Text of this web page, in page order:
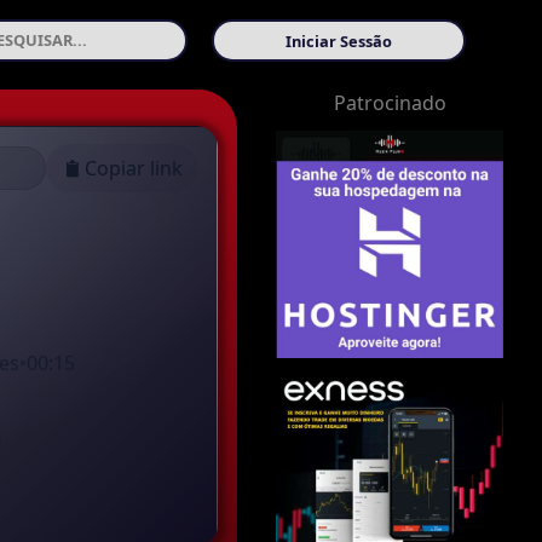
Iniciar Sessão
Copiar link
Patrocinado